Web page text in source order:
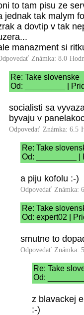
to tam pisu ze
jednak tak malym
a dovtip v tak
manazment si
Známka: 8.0
Re: Take slovenske
Od: _________ |
socialisti sa
byvaju v
Odpovedať Známka: 6.5
Re: Take
Od: _________ |
a piju kofolu :-)
Odpovedať Známka:
Re: Take
Od: expert02 |
smutne to
Odpovedať Známka:
Re: Take
Od:
z blavackej
:-)